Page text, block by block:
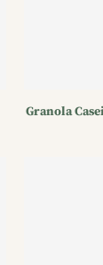
Granola